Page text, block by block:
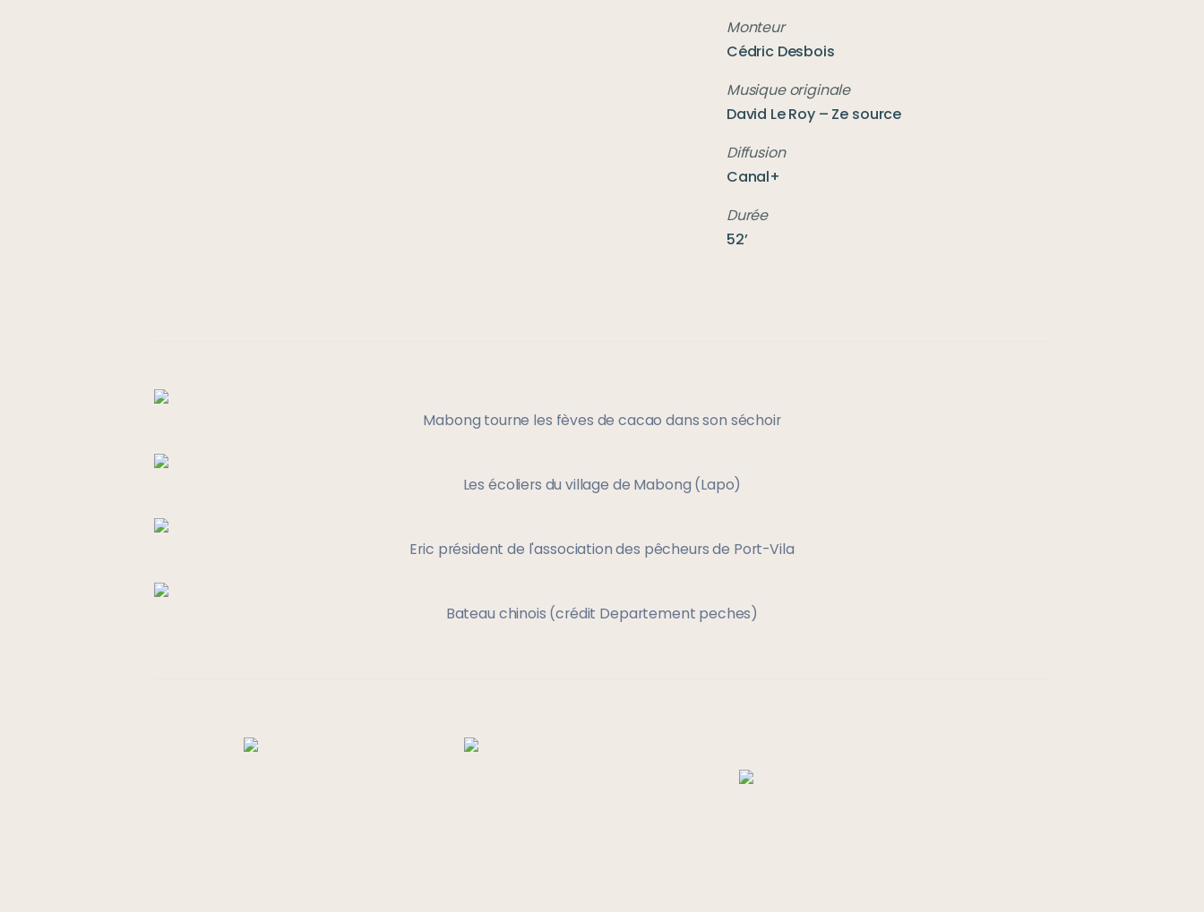
Monteur
Cédric Desbois
Musique originale
David Le Roy – Ze source
Diffusion
Canal+
Durée
52’
Mabong tourne les fèves de cacao dans son séchoir
Les écoliers du village de Mabong (Lapo)
Eric président de l'association des pêcheurs de Port-Vila
Bateau chinois (crédit Departement peches)